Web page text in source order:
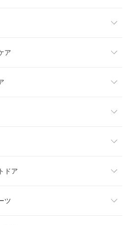
ション
ン
ナイトウェア
ランド雑貨
ア
具・手芸
ト・介護
マタニティ
カメラ
ドア
ア
ツ